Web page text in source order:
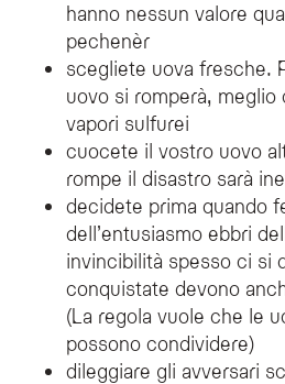
hanno nessun valore
pechenèr
scegliete uova fresche.
uovo si romperà, meglio
vapori sulfurei
cuocete il vostro uovo
rompe il disastro sarà
decidete prima quando
dell’entusiasmo ebbri
invincibilità spesso ci si
conquistate devono
(La regola vuole che le
possono condividere)
dileggiare gli avversari